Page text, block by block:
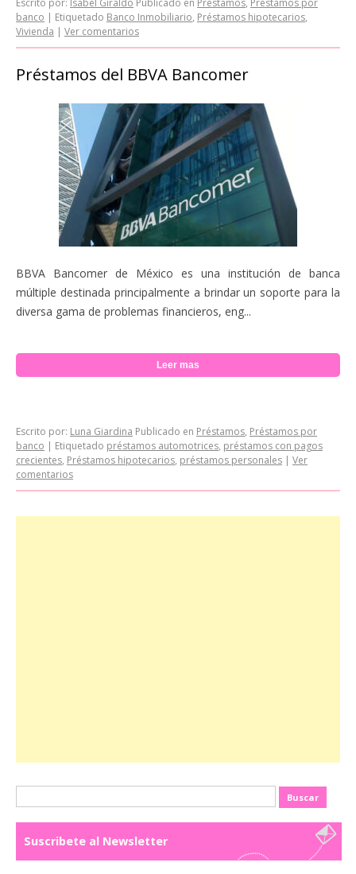
Escrito por: Isabel Giraldo Publicado en Préstamos, Préstamos por
banco | Etiquetado Banco Inmobiliario, Préstamos hipotecarios,
Vivienda | Ver comentarios
Préstamos del BBVA Bancomer
BBVA Bancomer de México es una institución de banca
múltiple destinada principalmente a brindar un soporte para la
diversa gama de problemas financieros, eng...
Leer mas
Escrito por: Luna Giardina Publicado en Préstamos, Préstamos por
banco | Etiquetado préstamos automotrices, préstamos con pagos
crecientes, Préstamos hipotecarios, préstamos personales | Ver
comentarios
Suscribete al Newsletter